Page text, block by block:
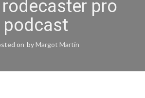
pro
podcast
on byMargot Martín